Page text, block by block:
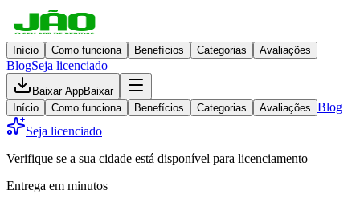
Início Como funciona Benefícios Categorias Avaliações
BlogSeja licenciado
Baixar AppBaixar
Início
Como funciona Benefícios Categorias Avaliações Blog
Seja licenciado
Verifique se a sua cidade está disponível para licenciamento
Entrega em minutos